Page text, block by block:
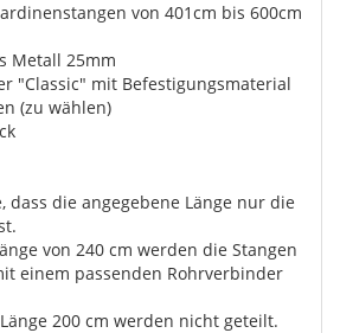
von 401cm bis 600cm
Metall 25mm
"Classic" mit Befestigungsmaterial
(zu wählen)
dass die angegebene Länge nur die
von 240 cm werden die Stangen
einem passenden Rohrverbinder
200 cm werden nicht geteilt.